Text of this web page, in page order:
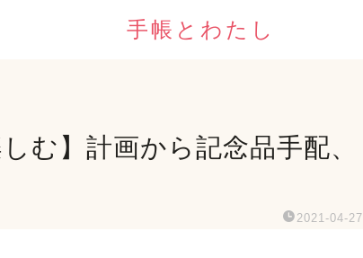
手帳とわたし
む】計画から記念品手配、
2021-04-27